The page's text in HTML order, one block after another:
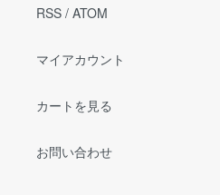
RSS / ATOM
マイアカウント
カートを見る
お問い合わせ